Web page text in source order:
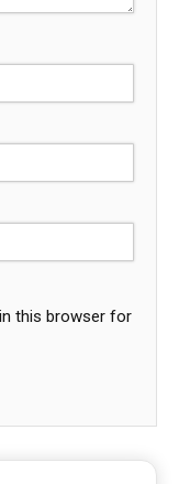
this browser for